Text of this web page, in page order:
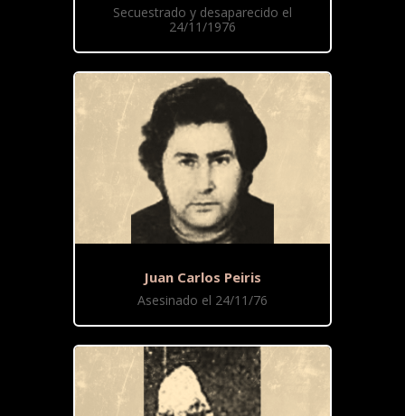
Secuestrado y desaparecido el
24/11/1976
Juan Carlos Peiris
Asesinado el 24/11/76